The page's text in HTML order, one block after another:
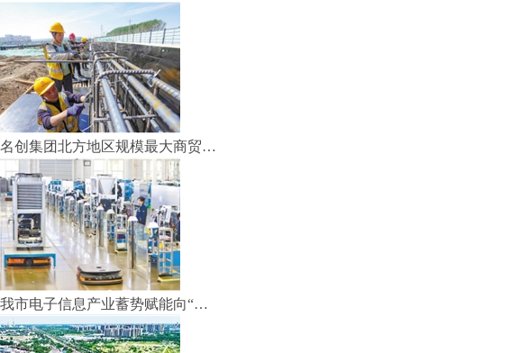
名创集团北方地区规模最大商贸…
我市电子信息产业蓄势赋能向“…